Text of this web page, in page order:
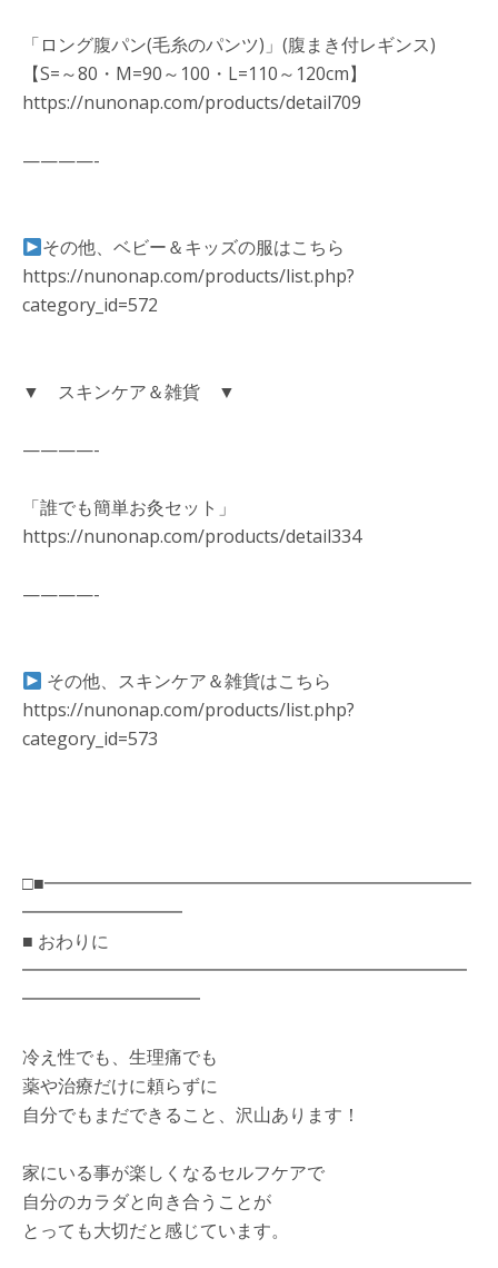
「ロング腹パン(毛糸のパンツ)」(腹まき付レギンス)
【S=～80・M=90～100・L=110～120cm】
https://nunonap.com/products/detail709
————-
その他、ベビー＆キッズの服はこちら
https://nunonap.com/products/list.php?
category_id=572
▼ スキンケア＆雑貨 ▼
————-
「誰でも簡単お灸セット」
https://nunonap.com/products/detail334
————-
その他、スキンケア＆雑貨はこちら
https://nunonap.com/products/list.php?
category_id=573
□■━━━━━━━━━━━━━━━━━━━━━━━━
━━━━━━━━━
■ おわりに
━━━━━━━━━━━━━━━━━━━━━━━━━
━━━━━━━━━━
冷え性でも、生理痛でも
薬や治療だけに頼らずに
自分でもまだできること、沢山あります！
家にいる事が楽しくなるセルフケアで
自分のカラダと向き合うことが
とっても大切だと感じています。